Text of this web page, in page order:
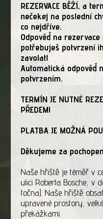
REZERVACE BĚŽÍ, a
nečekej na poslední
co nejdříve.
Odpověď na
potřebuješ potvrzení
zavolat!
Automatická odpověď
potvrzením.
TERMÍN JE NUTNÉ
PŘEDEM!
PLATBA JE MOŽNÁ
Děkujeme za
Naše hřiště je téměř v
ulici Roberta Bosche, v
točna). Naše hřiště
upravené prostory,
překážkami.